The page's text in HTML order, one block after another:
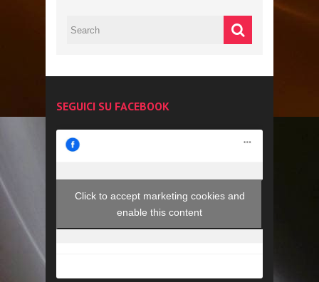
SEGUICI SU FACEBOOK
Click to accept marketing cookies and
enable this content